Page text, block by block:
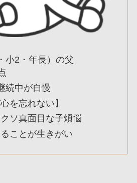
小2・年長）の父
続中が自慢
を忘れない】
ソ真面目な子煩悩
ことが生きがい